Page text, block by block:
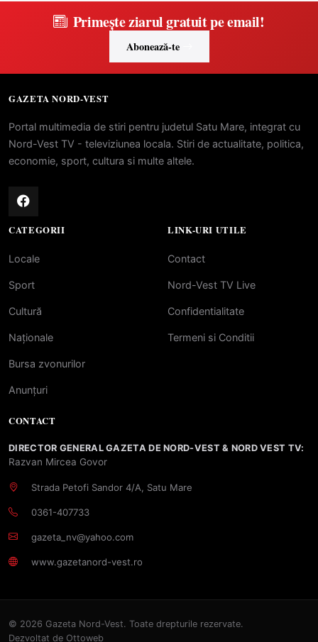
Primește ziarul gratuit pe email!
Abonează-te
GAZETA NORD-VEST
Portal multimedia de stiri pentru judetul Satu Mare, integrat cu
Nord-Vest TV - televiziunea locala. Stiri de actualitate, politica,
economie, sport, cultura si multe altele.
CATEGORII
Locale
Sport
Cultură
Naționale
Bursa zvonurilor
Anunțuri
LINK-URI UTILE
Contact
Nord-Vest TV Live
Confidentialitate
Termeni si Conditii
CONTACT
DIRECTOR GENERAL GAZETA DE NORD-VEST & NORD VEST TV:
Razvan Mircea Govor
Strada Petofi Sandor 4/A, Satu Mare
0361-407733
gazeta_nv@yahoo.com
www.gazetanord-vest.ro
© 2026 Gazeta Nord-Vest. Toate drepturile rezervate.
Dezvoltat de Ottoweb